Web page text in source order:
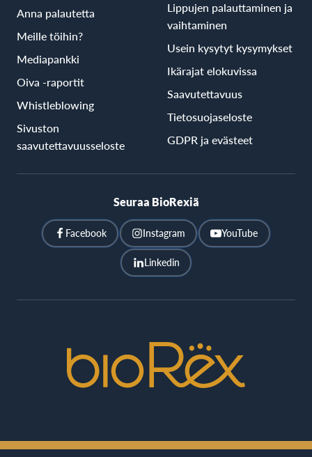
Anna palautetta
Meille töihin?
Mediapankki
Oiva -raportit
Whistleblowing
Sivuston
saavutettavuusseloste
Lippujen palauttaminen ja
vaihtaminen
Usein kysytyt kysymykset
Ikärajat elokuvissa
Saavutettavuus
Tietosuojaseloste
GDPR ja evästeet
Seuraa BioRexiä
Facebook Instagram YouTube
Linkedin
Cinemas